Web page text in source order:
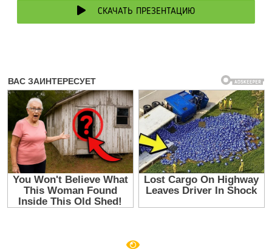
СКАЧАТЬ ПРЕЗЕНТАЦИЮ